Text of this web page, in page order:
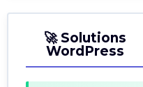
🚀 Solutions
WordPress
Mesure
Création complète
de sites